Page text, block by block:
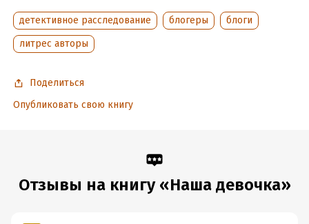
Объем:14405
Год издания:2025
детективное расследование блогеры
блоги
литрес авторы
Поделиться
Опубликовать свою книгу
Отзывы на книгу «Наша девочка»